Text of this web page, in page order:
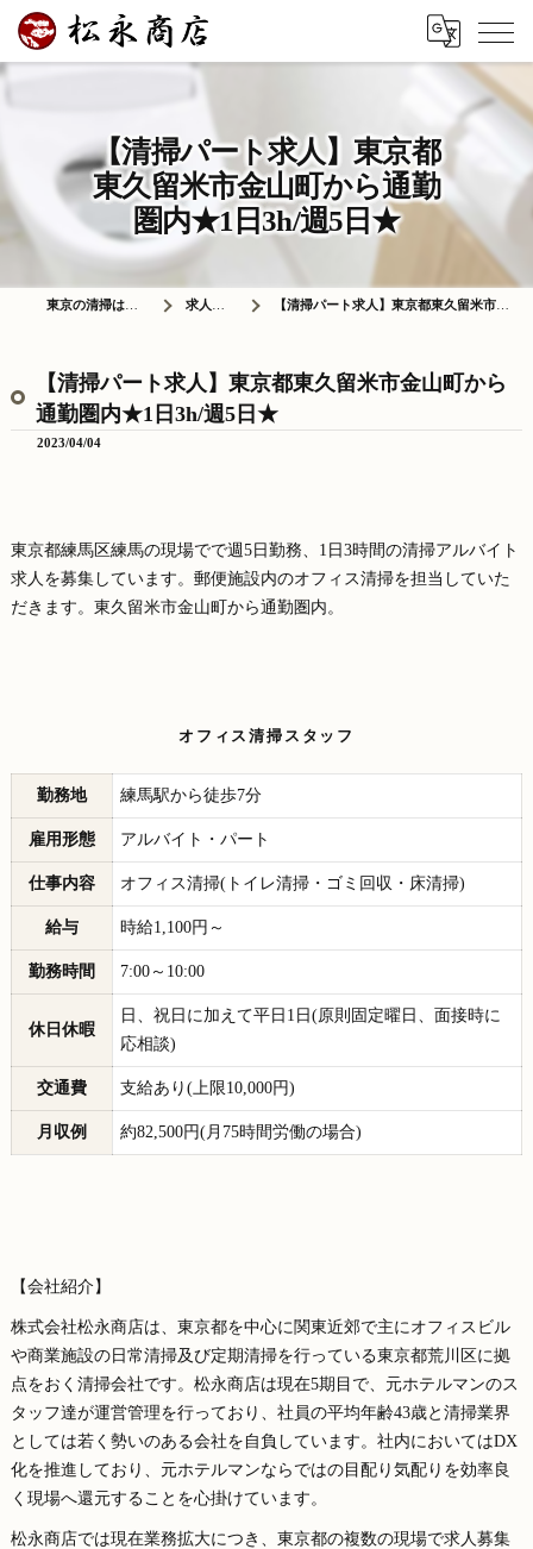
【清掃パート求人】東京都
東久留米市金山町から通勤
圏内★1日3h/週5日★
東京の清掃は株式会社松永商店 求人情報ブログ 【清掃パート求人】東京都東久留米市金山町から通勤圏内★1日3h/週5日★
【清掃パート求人】東京都東久留米市金山町から
通勤圏内★1日3h/週5日★
2023/04/04
東京都練馬区練馬の現場でで週5日勤務、1日3時間の清掃アルバイト
求人を募集しています。郵便施設内のオフィス清掃を担当していた
だきます。東久留米市金山町から通勤圏内。
オフィス清掃スタッフ
勤務地 練馬駅から徒歩7分
雇用形態 アルバイト・パート
仕事内容 オフィス清掃(トイレ清掃・ゴミ回収・床清掃)
給与 時給1,100円～
勤務時間 7:00～10:00
休日休暇
日、祝日に加えて平日1日(原則固定曜日、面接時に
応相談)
交通費 支給あり(上限10,000円)
月収例 約82,500円(月75時間労働の場合)
【会社紹介】
株式会社松永商店は、東京都を中心に関東近郊で主にオフィスビル
や商業施設の日常清掃及び定期清掃を行っている東京都荒川区に拠
点をおく清掃会社です。松永商店は現在5期目で、元ホテルマンのス
タッフ達が運営管理を行っており、社員の平均年齢43歳と清掃業界
としては若く勢いのある会社を自負しています。社内においてはDX
化を推進しており、元ホテルマンならではの目配り気配りを効率良
く現場へ還元することを心掛けています。
松永商店では現在業務拡大につき、東京都の複数の現場で求人募集